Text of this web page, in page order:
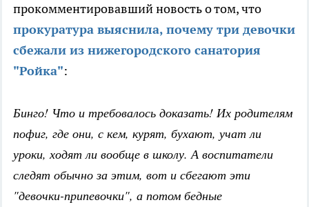
прокомментировавший новость о том, что
прокуратура выяснила, почему три девочки
сбежали из нижегородского санатория
"Ройка":
Бинго! Что и требовалось доказать! Их родителям
пофиг, где они, с кем, курят, бухают, учат ли
уроки, ходят ли вообще в школу. А воспитатели
следят обычно за этим, вот и сбегают эти
"девочки-припевочки", а потом бедные